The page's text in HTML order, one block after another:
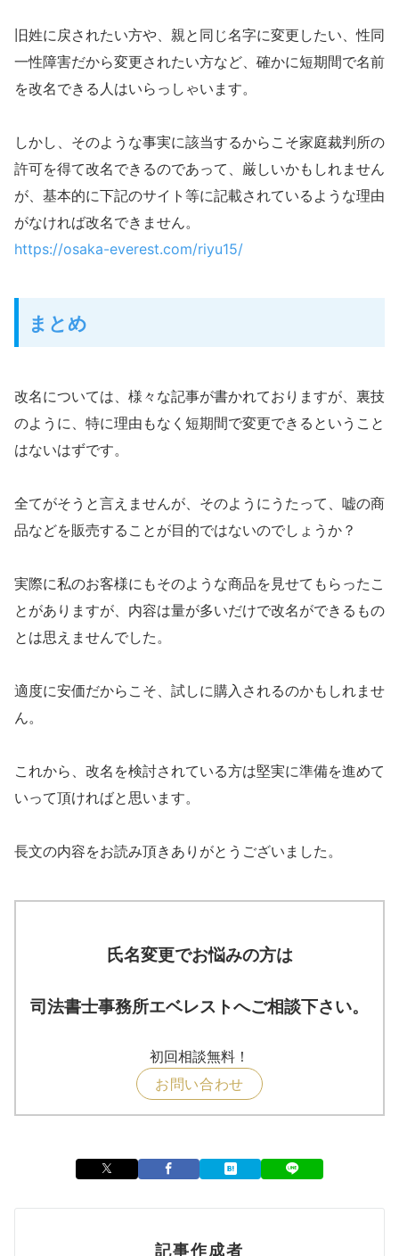
旧姓に戻されたい方や、親と同じ名字に変更したい、性同
一性障害だから変更されたい方など、確かに短期間で名前
を改名できる人はいらっしゃいます。
しかし、そのような事実に該当するからこそ家庭裁判所の
許可を得て改名できるのであって、厳しいかもしれません
が、基本的に下記のサイト等に記載されているような理由
がなければ改名できません。
https://osaka-everest.com/riyu15/
まとめ
改名については、様々な記事が書かれておりますが、裏技
のように、特に理由もなく短期間で変更できるということ
はないはずです。
全てがそうと言えませんが、そのようにうたって、嘘の商
品などを販売することが目的ではないのでしょうか？
実際に私のお客様にもそのような商品を見せてもらったこ
とがありますが、内容は量が多いだけで改名ができるもの
とは思えませんでした。
適度に安価だからこそ、試しに購入されるのかもしれませ
ん。
これから、改名を検討されている方は堅実に準備を進めて
いって頂ければと思います。
長文の内容をお読み頂きありがとうございました。
氏名変更でお悩みの方は
司法書士事務所エベレストへご相談下さい。
初回相談無料！
お問い合わせ
記事作成者